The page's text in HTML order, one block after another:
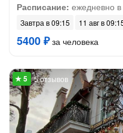
Расписание: ежедневно
Завтра в 09:15 11 авг в
5400 ₽за человека
5 отзывов